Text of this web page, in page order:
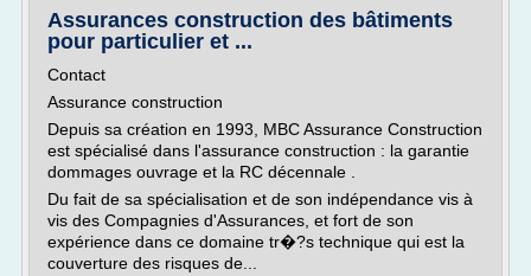
Assurances construction des bâtiments
pour particulier et ...
Contact
Assurance construction
Depuis sa création en 1993, MBC Assurance Construction
est spécialisé dans l'assurance construction : la garantie
dommages ouvrage et la RC décennale .
Du fait de sa spécialisation et de son indépendance vis à
vis des Compagnies d'Assurances, et fort de son
expérience dans ce domaine tr�?s technique qui est la
couverture des risques de...